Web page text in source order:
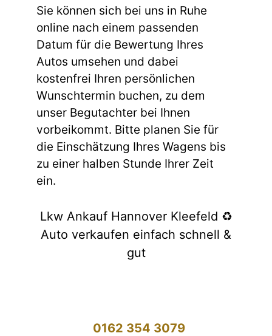
Sie können sich bei uns in Ruhe
online nach einem passenden
Datum für die Bewertung Ihres
Autos umsehen und dabei
kostenfrei Ihren persönlichen
Wunschtermin buchen, zu dem
unser Begutachter bei Ihnen
vorbeikommt. Bitte planen Sie für
die Einschätzung Ihres Wagens bis
zu einer halben Stunde Ihrer Zeit
ein.
Lkw Ankauf Hannover Kleefeld ♻️
Auto verkaufen einfach schnell &
gut
0162 354 3079